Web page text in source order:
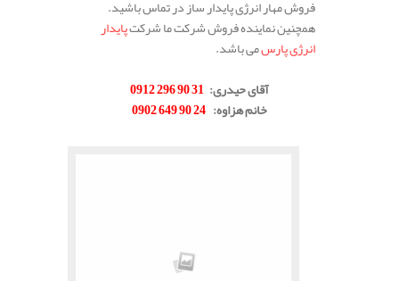
فروش مهار انرژی پایدار ساز در تماس باشید.
همچنین نماینده فروش شرکت ما شرکتپایدار
انرژی پارسمی باشد.
آقای حیدری:
31 90 296 0912
خانم هزاوه:
24 90 649 0902